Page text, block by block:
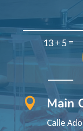
13 + 5=
 Main
Calle